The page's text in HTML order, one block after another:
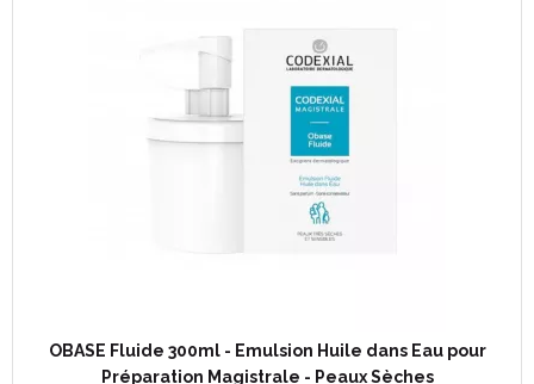
OBASE Fluide 300ml - Emulsion Huile dans Eau pour
Préparation Magistrale - Peaux Sèches